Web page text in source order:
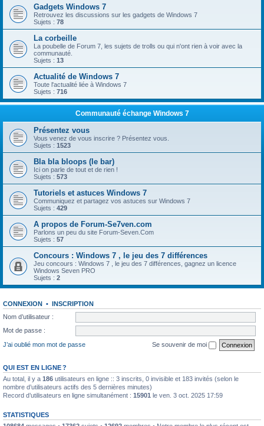
Gadgets Windows 7
Retrouvez les discussions sur les gadgets de Windows 7
Sujets : 78
La corbeille
La poubelle de Forum 7, les sujets de trolls ou qui n'ont rien à voir avec la
communauté.
Sujets : 13
Actualité de Windows 7
Toute l'actualité liée à Windows 7
Sujets : 716
Communauté échange Windows 7
Présentez vous
Vous venez de vous inscrire ? Présentez vous.
Sujets : 1523
Bla bla bloops (le bar)
Ici on parle de tout et de rien !
Sujets : 573
Tutoriels et astuces Windows 7
Communiquez et partagez vos astuces sur Windows 7
Sujets : 429
A propos de Forum-Se7ven.com
Parlons un peu du site Forum-Seven.Com
Sujets : 57
Concours : Windows 7 , le jeu des 7 différences
Jeu concours : Windows 7 , le jeu des 7 différences, gagnez un licence
Windows Seven PRO
Sujets : 2
CONNEXION • INSCRIPTION
Nom d’utilisateur :
Mot de passe :
J’ai oublié mon mot de passe
Se souvenir de moi
QUI EST EN LIGNE ?
Au total, il y a 186 utilisateurs en ligne :: 3 inscrits, 0 invisible et 183 invités (selon le
nombre d’utilisateurs actifs des 5 dernières minutes)
Record d’utilisateurs en ligne simultanément : 15901 le ven. 3 oct. 2025 17:59
STATISTIQUES